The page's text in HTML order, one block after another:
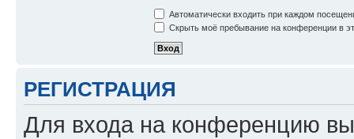
Автоматически входить при каждом
Скрыть моё пребывание на конференции в
РЕГИСТРАЦИЯ
Для входа на конференцию